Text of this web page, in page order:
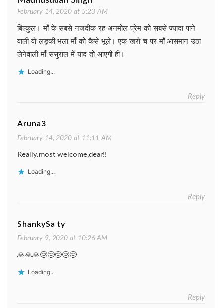
February 14, 2020 at 5:23 AM
बिल्कुल। माँ के सबसे नजदीक रह अनमोल प्रेम को सबसे ज्यादा पाने
वाली वो लड़की भला माँ को कैसे भूले। एक खरो च पर माँ आसमान उठा
लेनेवाली माँ ससुराल में याद तो आएगी ही।
Loading...
Reply
Aruna3
February 14, 2020 at 11:11 AM
Really.most welcome,dear!!
Loading...
Reply
ShankySalty
February 9, 2020 at 10:26 AM
🙏🙏🙏😢😢😢😢😢
Loading...
Reply